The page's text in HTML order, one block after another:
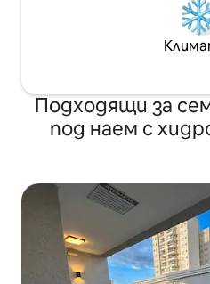
Подходящи за
под наем с